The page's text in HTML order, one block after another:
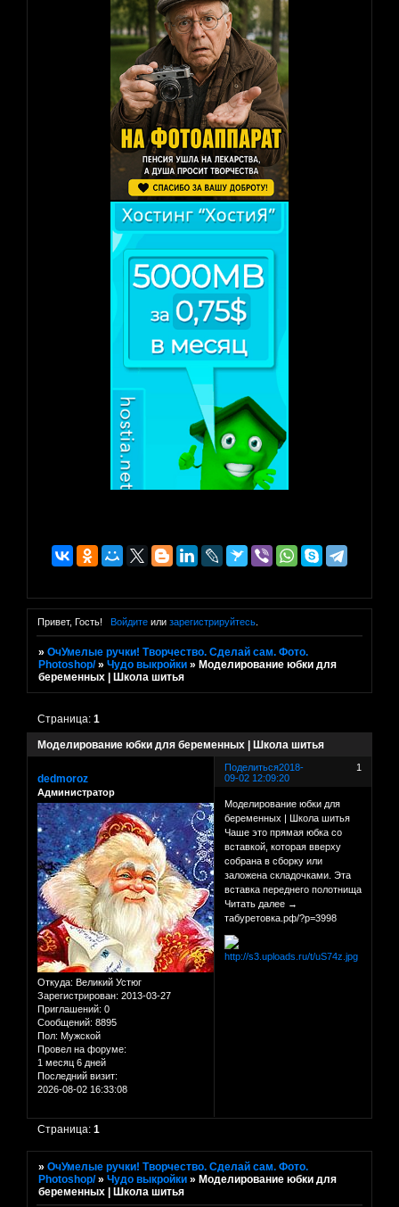
Привет, Гость! Войдитеили зарегистрируйтесь.
»ОчУмелые ручки! Творчество. Сделай сам. Фото.
Photoshop/ »Чудо выкройки » Моделирование юбки для
беременных | Школа шитья
Моделирование юбки для беременных | Школа шитья
Страница:1
Поделиться 1
2018-
09-02 12:09:20
dedmoroz
Администратор
Откуда: Великий Устюг
Зарегистрирован: 2013-03-27
Приглашений: 0
Сообщений: 8895
Пол: Мужской
Провел на форуме:
1 месяц 6 дней
Последний визит:
2026-08-02 16:33:08
Моделирование юбки для
беременных | Школа шитья
Чаше это прямая юбка со
вставкой, которая вверху
собрана в сборку или
заложена складочками. Эта
вставка переднего полотнища
Читать далее →
табуретовка.рф/?p=3998
Страница:1
»ОчУмелые ручки! Творчество. Сделай сам. Фото.
Photoshop/ »Чудо выкройки »Моделирование юбки для
беременных | Школа шитья